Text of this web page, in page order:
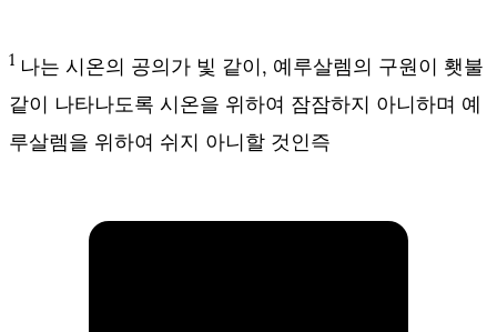
1 나는 시온의 공의가 빛 같이, 예루살렘의 구원이 횃불
같이 나타나도록 시온을 위하여 잠잠하지 아니하며 예
루살렘을 위하여 쉬지 아니할 것인즉